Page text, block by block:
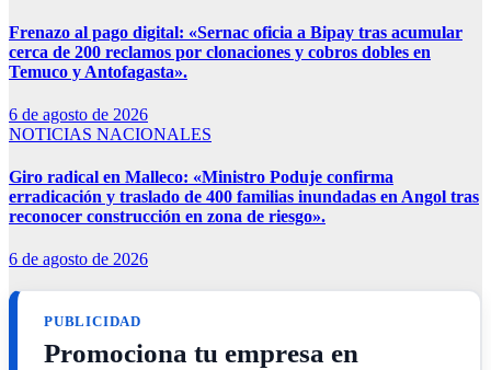
Frenazo al pago digital: «Sernac oficia a Bipay tras acumular
cerca de 200 reclamos por clonaciones y cobros dobles en
Temuco y Antofagasta».
6 de agosto de 2026
NOTICIAS NACIONALES
Giro radical en Malleco: «Ministro Poduje confirma
erradicación y traslado de 400 familias inundadas en Angol tras
reconocer construcción en zona de riesgo».
6 de agosto de 2026
PUBLICIDAD
Promociona tu empresa en